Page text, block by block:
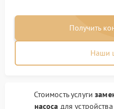
Получить
Наши
Стоимость услуги
насоса для устройства